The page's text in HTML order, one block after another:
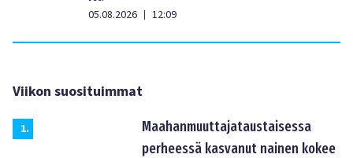
05.08.2026 | 12:09
Viikon suosituimmat
1.
Maahanmuuttajataustaisessa
perheessä kasvanut nainen kokee